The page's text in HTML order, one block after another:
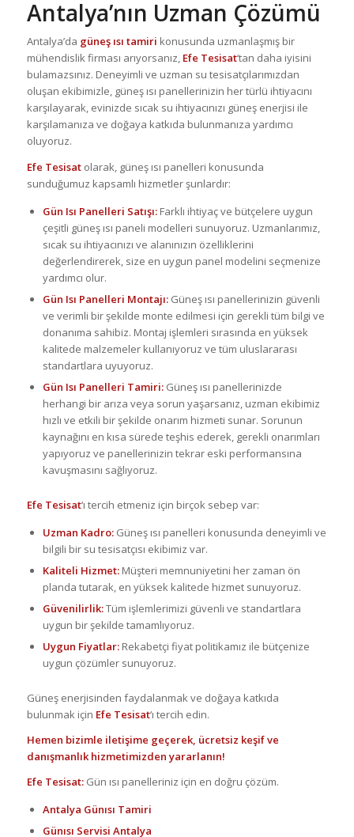
Antalya’nın Uzman Çözümü
Antalya’da güneş ısı tamiri konusunda uzmanlaşmış bir
mühendislik firması arıyorsanız, Efe Tesisat‘tan daha iyisini
bulamazsınız. Deneyimli ve uzman su tesisatçılarımızdan
oluşan ekibimizle, güneş ısı panellerinizin her türlü ihtiyacını
karşılayarak, evinizde sıcak su ihtiyacınızı güneş enerjisi ile
karşılamanıza ve doğaya katkıda bulunmanıza yardımcı
oluyoruz.
Efe Tesisatolarak, güneş ısı panelleri konusunda
sunduğumuz kapsamlı hizmetler şunlardır:
Gün Isı Panelleri Satışı:Farklı ihtiyaç ve bütçelere uygun
çeşitli güneş ısı paneli modelleri sunuyoruz. Uzmanlarımız,
sıcak su ihtiyacınızı ve alanınızın özelliklerini
değerlendirerek, size en uygun panel modelini seçmenize
yardımcı olur.
Gün Isı Panelleri Montajı:Güneş ısı panellerinizin güvenli
ve verimli bir şekilde monte edilmesi için gerekli tüm bilgi ve
donanıma sahibiz. Montaj işlemleri sırasında en yüksek
kalitede malzemeler kullanıyoruz ve tüm uluslararası
standartlara uyuyoruz.
Gün Isı Panelleri Tamiri:Güneş ısı panellerinizde
herhangi bir arıza veya sorun yaşarsanız, uzman ekibimiz
hızlı ve etkili bir şekilde onarım hizmeti sunar. Sorunun
kaynağını en kısa sürede teşhis ederek, gerekli onarımları
yapıyoruz ve panellerinizin tekrar eski performansına
kavuşmasını sağlıyoruz.
Efe Tesisat‘ı tercih etmeniz için birçok sebep var:
Uzman Kadro:Güneş ısı panelleri konusunda deneyimli ve
bilgili bir su tesisatçısı ekibimiz var.
Kaliteli Hizmet:Müşteri memnuniyetini her zaman ön
planda tutarak, en yüksek kalitede hizmet sunuyoruz.
Güvenilirlik:Tüm işlemlerimizi güvenli ve standartlara
uygun bir şekilde tamamlıyoruz.
Uygun Fiyatlar:Rekabetçi fiyat politikamız ile bütçenize
uygun çözümler sunuyoruz.
Güneş enerjisinden faydalanmak ve doğaya katkıda
bulunmak için Efe Tesisat‘ı tercih edin.
Hemen bizimle iletişime geçerek, ücretsiz keşif ve
danışmanlık hizmetimizden yararlanın!
Efe Tesisat:Gün ısı panelleriniz için en doğru çözüm.
Antalya Günısı Tamiri
Günısı Servisi Antalya